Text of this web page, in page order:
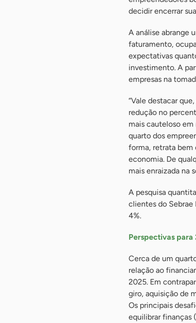
decidir encerrar
A análise abrange
faturamento,
expectativas
investimento. A
empresas na
“Vale destacar
redução no
mais cauteloso
quarto dos
forma, retrata bem
economia. De
mais enraizada na
A pesquisa
clientes do Sebrae
4%.
Perspectivas para
Cerca de um
relação ao
2025. Em
giro, aquisição de
Os principais
equilibrar finanças